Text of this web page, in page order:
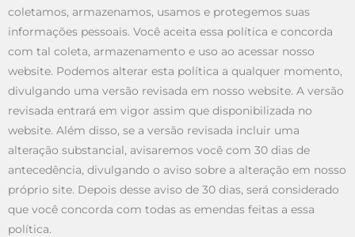
coletamos, armazenamos, usamos e protegemos suas
informações pessoais. Você aceita essa política e concorda
com tal coleta, armazenamento e uso ao acessar nosso
website. Podemos alterar esta política a qualquer momento,
divulgando uma versão revisada em nosso website. A versão
revisada entrará em vigor assim que disponibilizada no
website. Além disso, se a versão revisada incluir uma
alteração substancial, avisaremos você com 30 dias de
antecedência, divulgando o aviso sobre a alteração em nosso
próprio site. Depois desse aviso de 30 dias, será considerado
que você concorda com todas as emendas feitas a essa
política.